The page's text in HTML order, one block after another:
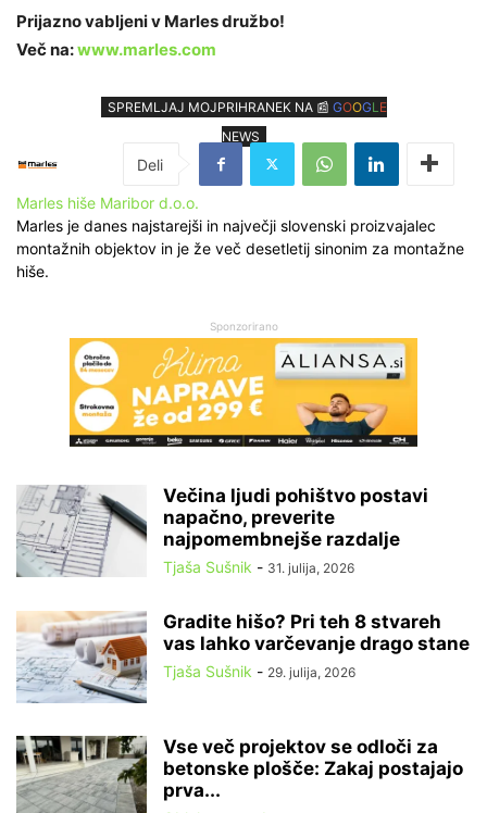
Prijazno vabljeni v Marles družbo!
Več na:www.marles.com
SPREMLJAJ MOJPRIHRANEK NA 📰 GOOGL E
NEWS
Marles hiše Maribor d.o.o.
Marles je danes najstarejši in največji slovenski proizvajalec
montažnih objektov in je že več desetletij sinonim za montažne
hiše.
Sponzorirano
Večina ljudi pohištvo postavi
napačno, preverite
najpomembnejše razdalje
Tjaša Sušnik - 31. julija, 2026
Gradite hišo? Pri teh 8 stvareh
vas lahko varčevanje drago stane
Tjaša Sušnik - 29. julija, 2026
Vse več projektov se odloči za
betonske plošče: Zakaj postajajo
prva...